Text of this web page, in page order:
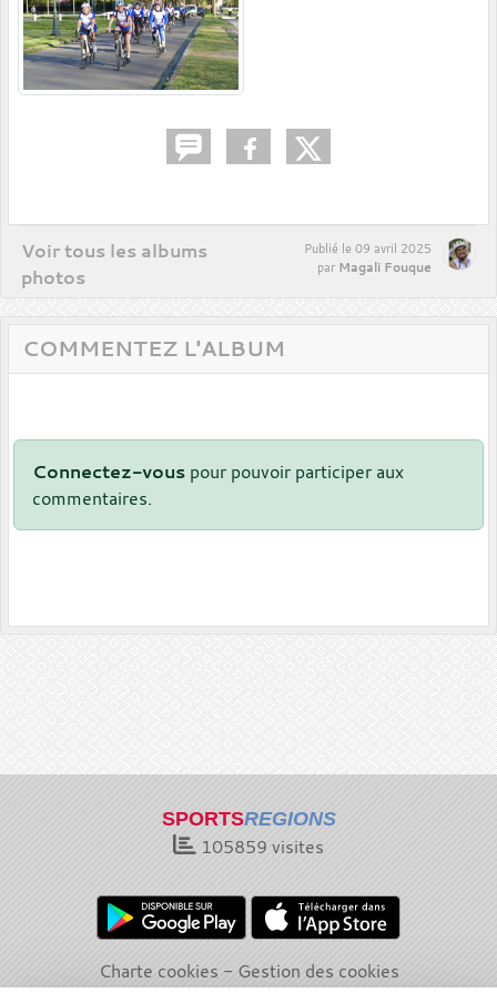
Voir tous les albums
photos
Publié le 09 avril 2025
par Magali Fouque
COMMENTEZ L'ALBUM
Connectez-vous pour pouvoir participer aux
commentaires.
SPORTSREGIONS
105859 visites
Charte cookies
Gestion des cookies